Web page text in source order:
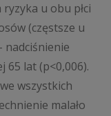
u obu płci
(częstsze u
nadciśnienie
65 lat (p<0,006).
wszystkich
malało